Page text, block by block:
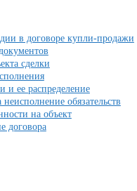
в договоре купли-продажи
сделки
и ее распределение
обязательств
на объект
договора